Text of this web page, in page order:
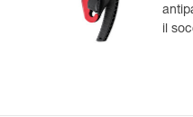
il